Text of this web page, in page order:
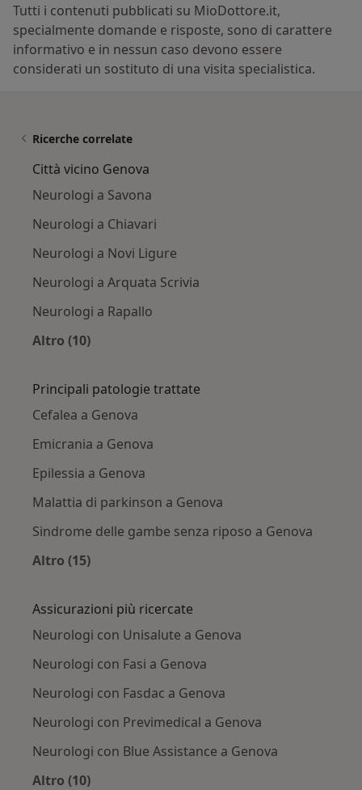
Tutti i contenuti pubblicati su MioDottore.it,
specialmente domande e risposte, sono di carattere
informativo e in nessun caso devono essere
considerati un sostituto di una visita specialistica.
Ricerche correlate
Città vicino Genova
Neurologi a Savona
Neurologi a Chiavari
Neurologi a Novi Ligure
Neurologi a Arquata Scrivia
Neurologi a Rapallo
Altro (10)
Principali patologie trattate
Cefalea a Genova
Emicrania a Genova
Epilessia a Genova
Malattia di parkinson a Genova
Sindrome delle gambe senza riposo a Genova
Altro (15)
Assicurazioni più ricercate
Neurologi con Unisalute a Genova
Neurologi con Fasi a Genova
Neurologi con Fasdac a Genova
Neurologi con Previmedical a Genova
Neurologi con Blue Assistance a Genova
Altro (10)